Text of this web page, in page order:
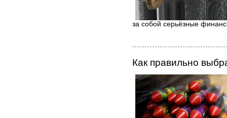
за собой серьёзные
Как правильно